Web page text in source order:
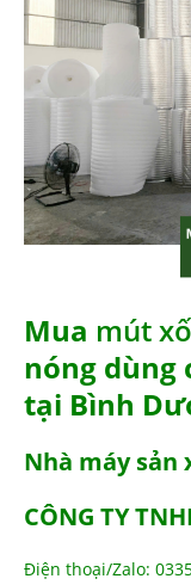
Mua mút
nóng dùng
tại Bình
Nhà máy
CÔNG TY
Điện thoại/Zalo: